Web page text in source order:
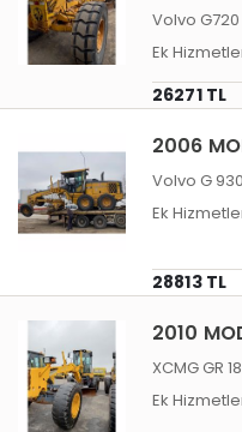
Volvo G720
Ek
26271 TL
2006
Volvo G 930
Ek
28813 TL
2010
XCMG GR
Ek